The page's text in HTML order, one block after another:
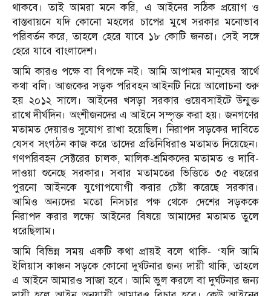
থাকবে। তাই আমরা মনে করি, এ আইনের সঠিক প্রয়োগ ও
বাস্তবায়নে যদি কোনো মহলের চাপের মুখে সরকার মনোভাব
পরিবর্তন করে, তাহলে হেরে যাবে ১৮ কোটি জনতা। সেই সঙ্গে
হেরে যাবে বাংলাদেশ।
আমি কারও পক্ষে বা বিপক্ষে নই। আমি আপামর মানুষের স্বার্থে
কথা বলি। আজকের সড়ক পরিবহন আইনটি নিয়ে আলোচনা শুরু
হয় ২০১২ সালে। আইনের খসড়া সরকার ওয়েবসাইটে উন্মুক্ত
রাখে দীর্ঘদিন। অংশীজনদের এ আইনে সম্পৃক্ত করা হয়। জনগণের
মতামত দেয়ারও সুযোগ রাখা হয়েছিল। নিরাপদ সড়কের দাবিতে
যেসব সংগঠন কাজ করে তাদের প্রতিনিধিরাও মতামত দিয়েছেন।
গণপরিবহন সেক্টরের চালক, মালিক-শ্রমিকদের মতামত ও দাবি-
দাওয়া শুনেছে সরকার। সবার মতামতের ভিত্তিতে ৩৫ বছরের
পুরনো আইনকে যুগোপযোগী করার চেষ্টা করেছে সরকার।
আমিও অন্যদের মতো নিসচার পক্ষ থেকে দেশের সড়ককে
নিরাপদ করার লক্ষ্যে আইনের বিষয়ে আমাদের মতামত তুলে
ধরেছিলাম।
আমি বিভিন্ন সময় একটি কথা প্রায়ই বলে থাকি- ‘যদি আমি
ইলিয়াস কাঞ্চন সড়কে কোনো দুর্ঘটনার জন্য দায়ী থাকি, তাহলে
এ আইনে আমারও সাজা হবে। আমি ভুল করলে বা দুর্ঘটনার জন্য